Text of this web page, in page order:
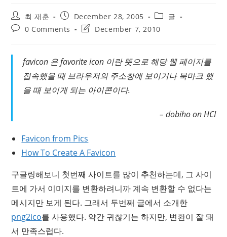
Post
author:
최 재훈
Post
published:
December 28, 2005
Post
category:
글
Post0 Comments
PostDecember 7, 2010
favicon 은 favorite icon 이란 뜻으로 해당 웹 페이지를
접속했을 때 브라우저의 주소창에 보이거나 북마크 했
을 때 보이게 되는 아이콘이다.
– dobiho on HCI
Favicon from Pics
How To Create A Favicon
구글링해보니 첫번째 사이트를 많이 추천하는데, 그 사이
트에 가서 이미지를 변환하려니까 계속 변환할 수 없다는
메시지만 보게 된다. 그래서 두번째 글에서 소개한
png2ico를 사용했다. 약간 귀찮기는 하지만, 변환이 잘 돼
서 만족스럽다.